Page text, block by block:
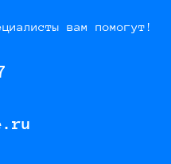
вам помогут!